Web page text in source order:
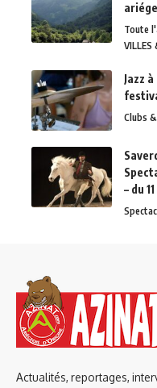
Toute
VILLES
Jazz
Clubs
– du
Actualités, reportages,